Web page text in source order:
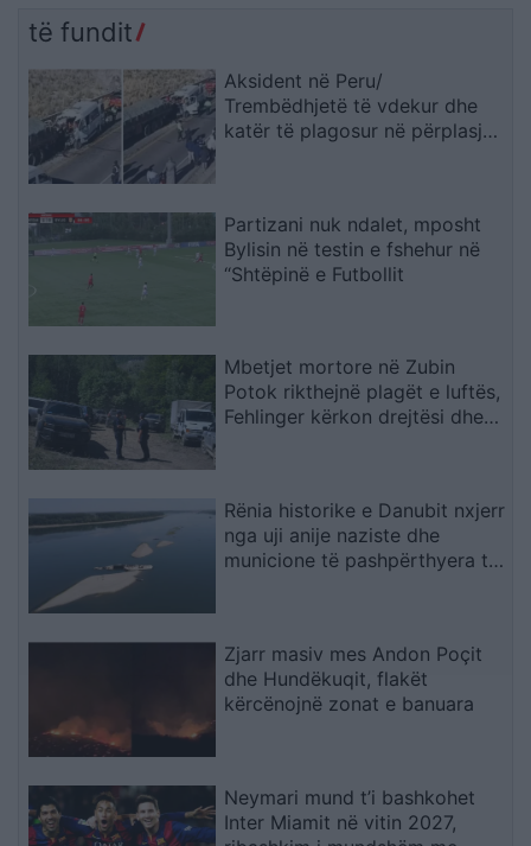
të fundit
Aksident në Peru/
Trembëdhjetë të vdekur dhe
katër të plagosur në përplasjen
Partizani nuk ndalet, mposht
Bylisin në testin e fshehur në
“Shtëpinë e Futbollit
Mbetjet mortore në Zubin
Potok rikthejnë plagët e luftës,
Fehlinger kërkon drejtësi dhe
Rënia historike e Danubit nxjerr
nga uji anije naziste dhe
municione të pashpërthyera të
Zjarr masiv mes Andon Poçit
dhe Hundëkuqit, flakët
kërcënojnë zonat e banuara
Neymari mund t’i bashkohet
Inter Miamit në vitin 2027,